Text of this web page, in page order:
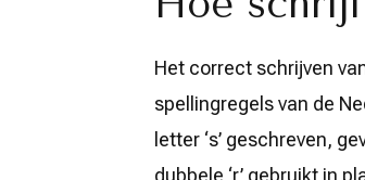
Het correct schrijven
spellingregels van de
letter ‘s’ geschreven,
dubbele ‘r’ gebruikt in